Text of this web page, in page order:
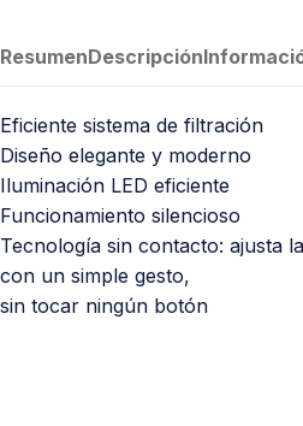
ResumenDescripción
Eficiente sistema de filtración
Diseño elegante y moderno
Iluminación LED eficiente
Funcionamiento silencioso
Tecnología sin contacto: ajusta
con un simple gesto,
sin tocar ningún botón